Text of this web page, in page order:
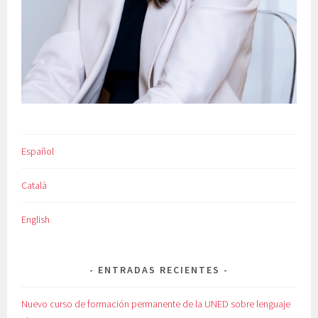
Español
Català
English
ENTRADAS RECIENTES
Nuevo curso de formación permanente de la UNED sobre lenguaje